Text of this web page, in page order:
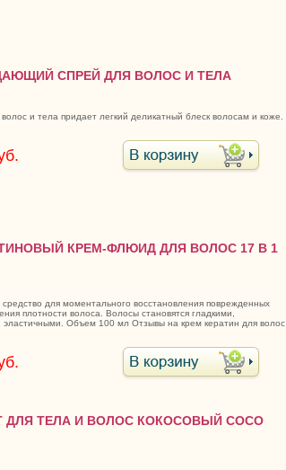
СПРЕЙ ДЛЯ ВОЛОС И ТЕЛА
и тела придает легкий деликатный блеск волосам и коже.
КРЕМ-ФЛЮИД ДЛЯ ВОЛОС 17 В 1
для моментального восстановления поврежденных
плотности волоса. Волосы становятся гладкими,
эластичными. Объем 100 мл Отзывы на крем кератин для волос
ДЛЯ ТЕЛА И ВОЛОС КОКОСОВЫЙ COCO